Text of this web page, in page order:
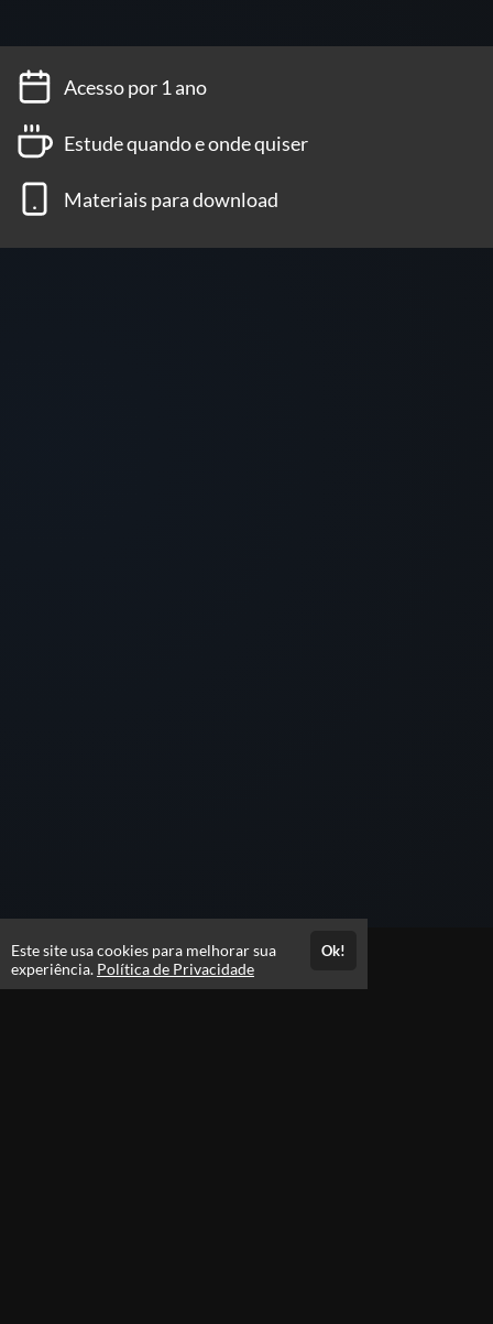
Acesso por 1 ano
Estude quando e onde quiser
Materiais para download
Atendimento
Este site usa cookies para melhorar sua
experiência. Política de Privacidade
Ok!